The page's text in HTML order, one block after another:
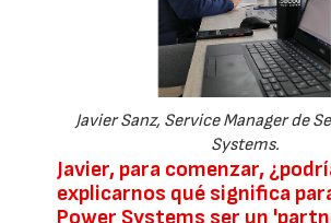
Javier Sanz, Service Manager de
Systems.
Javier, para comenzar,
explicarnos qué significa